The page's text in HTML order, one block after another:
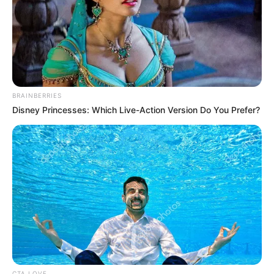
είναι παγκόσμια και δεν κοιτάζει
ανομοιότητες, είτε είμαστε στην Εύβοια, είτε
στην Αθήνα, είτε σε οποιοδήποτε άλλο σημείο
του κόσμου.
Σε μια εποχή που η αληθινή αγάπη μοιάζει να
σπανίζει, αυτή η φωτογραφία με την γάτα και
BRAINBERRIES
Disney Princesses: Which Live-Action Version Do You Prefer?